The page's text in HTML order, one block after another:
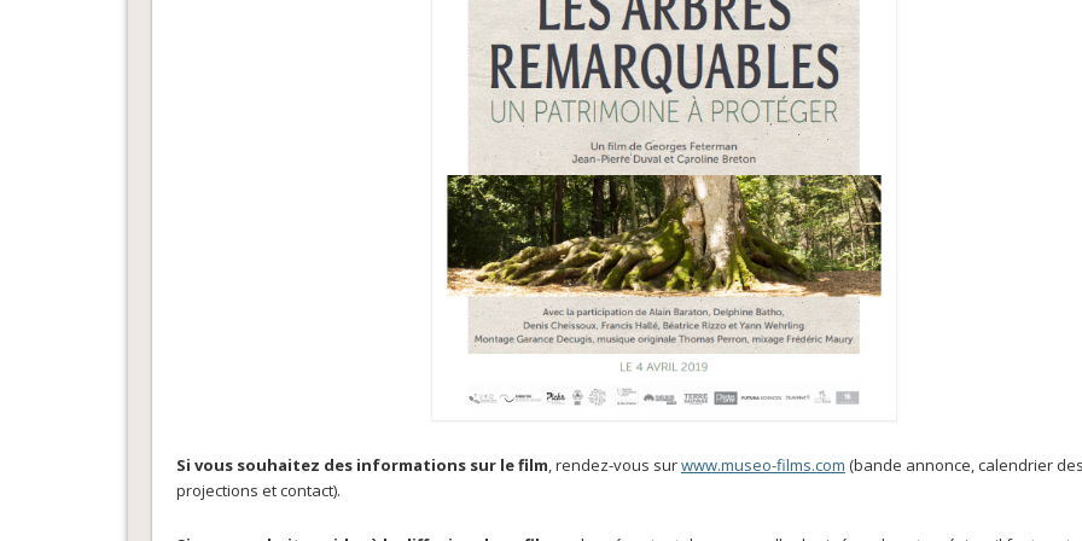
Si vous souhaitez des informations sur le film, rendez-vous surwww.museo-films.com (bande annonce, calendrier
projections et contact).